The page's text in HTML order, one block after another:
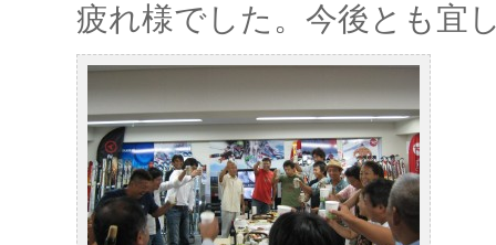
疲れ様でした。今後とも宜